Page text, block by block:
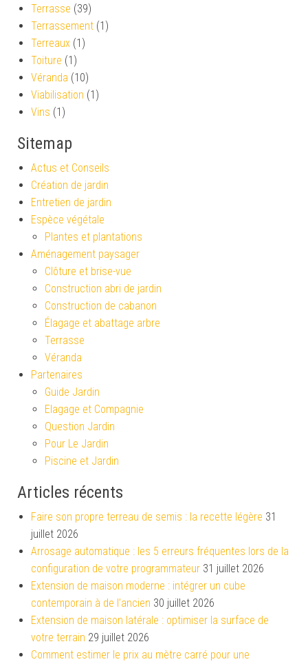
Terrasse (39)
Terrassement (1)
Terreaux (1)
Toiture (1)
Véranda (10)
Viabilisation (1)
Vins (1)
Sitemap
Actus et Conseils
Création de jardin
Entretien de jardin
Espèce végétale
Plantes et plantations
Aménagement paysager
Clôture et brise-vue
Construction abri de jardin
Construction de cabanon
Élagage et abattage arbre
Terrasse
Véranda
Partenaires
Guide Jardin
Elagage et Compagnie
Question Jardin
Pour Le Jardin
Piscine et Jardin
Articles récents
Faire son propre terreau de semis : la recette légère 31
juillet 2026
Arrosage automatique : les 5 erreurs fréquentes lors de la
configuration de votre programmateur 31 juillet 2026
Extension de maison moderne : intégrer un cube
contemporain à de l’ancien 30 juillet 2026
Extension de maison latérale : optimiser la surface de
votre terrain 29 juillet 2026
Comment estimer le prix au mètre carré pour une